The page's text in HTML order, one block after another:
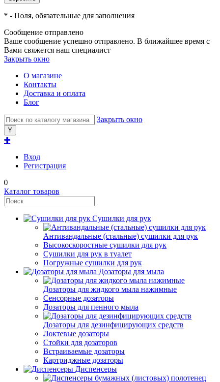
* - Поля, обязательные для заполнения
Сообщение отправлено
Ваше сообщение успешно отправлено. В ближайшее время с
Вами свяжется наш специалист
Закрыть окно
О магазине
Контакты
Доставка и оплата
Блог
Закрыть окно
✚
Вход
Регистрация
0
Каталог товаров
Сушилки для рук
Антивандальные (стальные) сушилки для рук
Высокоскоростные сушилки для рук
Сушилки для рук в туалет
Погружные сушилки для рук
Дозаторы для мыла
Дозаторы для жидкого мыла нажимные
Сенсорные дозаторы
Дозаторы для пенного мыла
Дозаторы для дезинфицирующих средств
Локтевые дозаторы
Стойки для дозаторов
Встраиваемые дозаторы
Картриджные дозаторы
Диспенсеры